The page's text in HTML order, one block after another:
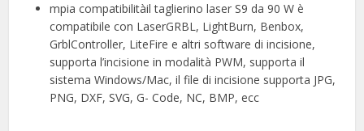
mpia compatibilitàil taglierino laser S9 da 90 W è
compatibile con LaserGRBL, LightBurn, Benbox,
GrblController, LiteFire e altri software di incisione,
supporta l’incisione in modalità PWM, supporta il
sistema Windows/Mac, il file di incisione supporta JPG,
PNG, DXF, SVG, G- Code, NC, BMP, ecc